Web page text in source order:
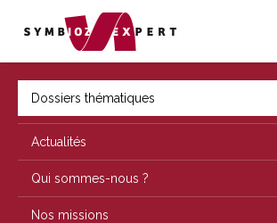
Dossiers thématiques
Actualités
Qui sommes-nous ?
Nos missions